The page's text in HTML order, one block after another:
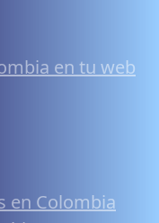
en tu web
en Colombia